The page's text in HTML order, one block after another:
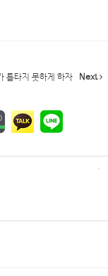
틈타지 못하게 하자 Next